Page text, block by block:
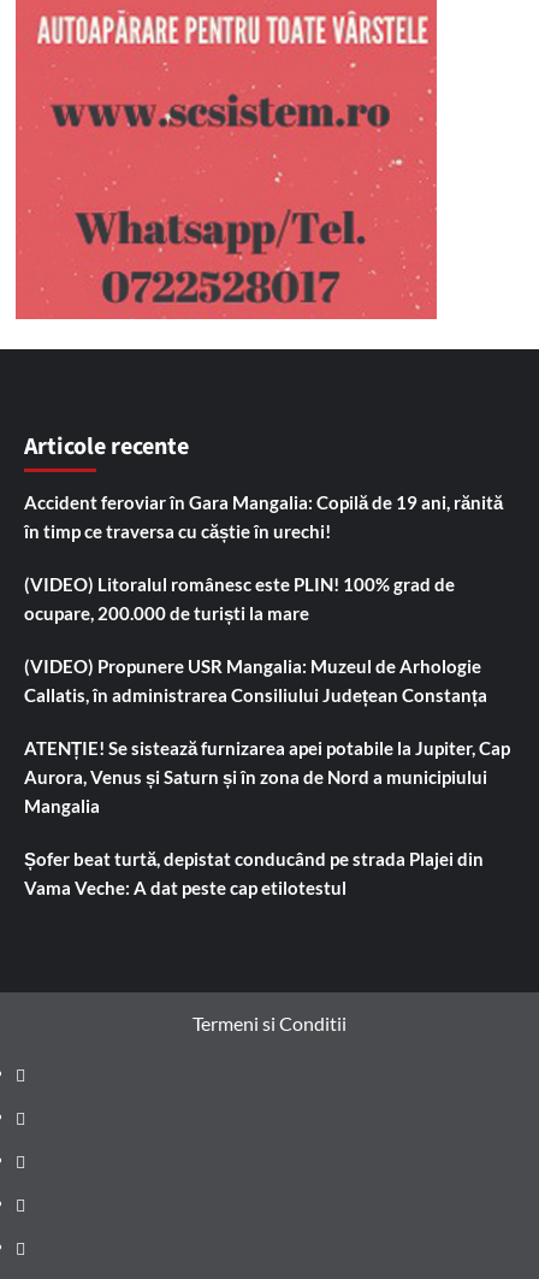
Articole recente
Accident feroviar în Gara Mangalia: Copilă de 19 ani, rănită
în timp ce traversa cu căștie în urechi!
(VIDEO) Litoralul românesc este PLIN! 100% grad de
ocupare, 200.000 de turiști la mare
(VIDEO) Propunere USR Mangalia: Muzeul de Arhologie
Callatis, în administrarea Consiliului Județean Constanța
ATENȚIE! Se sistează furnizarea apei potabile la Jupiter, Cap
Aurora, Venus și Saturn și în zona de Nord a municipiului
Mangalia
Șofer beat turtă, depistat conducând pe strada Plajei din
Vama Veche: A dat peste cap etilotestul
Termeni si Conditii
Prima
pagină
Știri
de
ultima
Administrație
locală
Actualitate
Justiție